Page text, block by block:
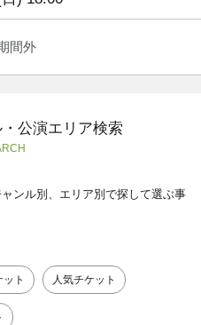
間外
公演エリア検索
ンル別、エリア別で探して選ぶ事
ト 人気チケット